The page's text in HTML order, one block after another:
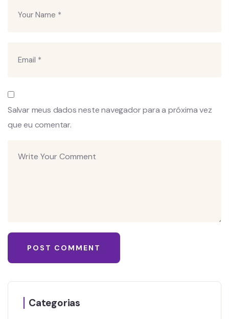
Salvar meus dados neste navegador para a próxima vez
que eu comentar.
Categorias